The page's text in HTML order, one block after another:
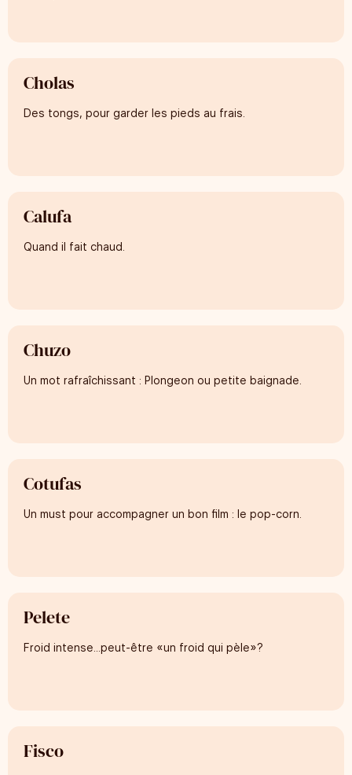
Cholas
Des tongs, pour garder les pieds au frais.
Calufa
Quand il fait chaud.
Chuzo
Un mot rafraîchissant : Plongeon ou petite baignade.
Cotufas
Un must pour accompagner un bon film : le pop-corn.
Pelete
Froid intense…peut-être «un froid qui pèle»?
Fisco